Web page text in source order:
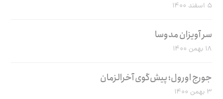
۵ اسفند ۱۴۰۰
سر آویزان مدوسا
۱۸ بهمن ۱۴۰۰
جورج اورول؛ پیش‌گوی آخرالزمان
۳ بهمن ۱۴۰۰